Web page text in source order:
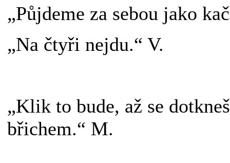
„Půjdeme za sebou jako
„Na čtyři nejdu.“ V.
„Klik to bude, až se
břichem.“ M.